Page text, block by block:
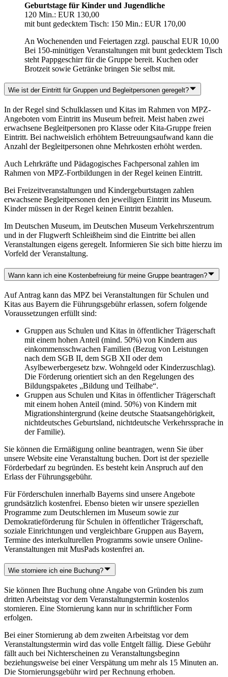
Geburtstage für Kinder und Jugendliche
120 Min.: EUR 130,00
mit bunt gedecktem Tisch: 150 Min.: EUR 170,00
An Wochenenden und Feiertagen zzgl. pauschal EUR 10,00
Bei 150-minütigen Veranstaltungen mit bunt gedecktem Tisch
steht Pappgeschirr für die Gruppe bereit. Kuchen oder
Brotzeit sowie Getränke bringen Sie selbst mit.
Wie ist der Eintritt für Gruppen und Begleitpersonen geregelt?
In der Regel sind Schulklassen und Kitas im Rahmen von MPZ-
Angeboten vom Eintritt ins Museum befreit. Meist haben zwei
erwachsene Begleitpersonen pro Klasse oder Kita-Gruppe freien
Eintritt. Bei nachweislich erhöhtem Betreuungsaufwand kann die
Anzahl der Begleitpersonen ohne Mehrkosten erhöht werden.
Auch Lehrkräfte und Pädagogisches Fachpersonal zahlen im
Rahmen von MPZ-Fortbildungen in der Regel keinen Eintritt.
Bei Freizeitveranstaltungen und Kindergeburtstagen zahlen
erwachsene Begleitpersonen den jeweiligen Eintritt ins Museum.
Kinder müssen in der Regel keinen Eintritt bezahlen.
Im Deutschen Museum, im Deutschen Museum Verkehrszentrum
und in der Flugwerft Schleißheim sind die Eintritte bei allen
Veranstaltungen eigens geregelt. Informieren Sie sich bitte hierzu im
Vorfeld der Veranstaltung.
Wann kann ich eine Kostenbefreiung für meine Gruppe beantragen?
Auf Antrag kann das MPZ bei Veranstaltungen für Schulen und
Kitas aus Bayern die Führungsgebühr erlassen, sofern folgende
Voraussetzungen erfüllt sind:
Gruppen aus Schulen und Kitas in öffentlicher Trägerschaft
mit einem hohen Anteil (mind. 50%) von Kindern aus
einkommensschwachen Familien (Bezug von Leistungen
nach dem SGB II, dem SGB XII oder dem
Asylbewerbergesetz bzw. Wohngeld oder Kinderzuschlag).
Die Förderung orientiert sich an den Regelungen des
Bildungspaketes „Bildung und Teilhabe“.
Gruppen aus Schulen und Kitas in öffentlicher Trägerschaft
mit einem hohen Anteil (mind. 50%) von Kindern mit
Migrationshintergrund (keine deutsche Staatsangehörigkeit,
nichtdeutsches Geburtsland, nichtdeutsche Verkehrssprache in
der Familie).
Sie können die Ermäßigung online beantragen, wenn Sie über
unsere Website eine Veranstaltung buchen. Dort ist der spezielle
Förderbedarf zu begründen. Es besteht kein Anspruch auf den
Erlass der Führungsgebühr.
Für Förderschulen innerhalb Bayerns sind unsere Angebote
grundsätzlich kostenfrei. Ebenso bieten wir unsere speziellen
Programme zum Deutschlernen im Museum sowie zur
Demokratieförderung für Schulen in öffentlicher Trägerschaft,
soziale Einrichtungen und vergleichbare Gruppen aus Bayern,
Termine des interkulturellen Programms sowie unsere Online-
Veranstaltungen mit MusPads kostenfrei an.
Wie storniere ich eine Buchung?
Sie können Ihre Buchung ohne Angabe von Gründen bis zum
dritten Arbeitstag vor dem Veranstaltungstermin kostenlos
stornieren. Eine Stornierung kann nur in schriftlicher Form
erfolgen.
Bei einer Stornierung ab dem zweiten Arbeitstag vor dem
Veranstaltungstermin wird das volle Entgelt fällig. Diese Gebühr
fällt auch bei Nichterscheinen zu Veranstaltungsbeginn
beziehungsweise bei einer Verspätung um mehr als 15 Minuten an.
Die Stornierungsgebühr wird per Rechnung erhoben.